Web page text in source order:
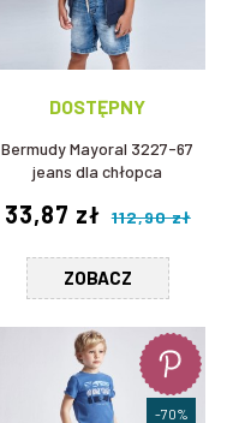
DOSTĘPNY
Bermudy Mayoral 3227-67
jeans dla chłopca
33,87 zł 112,90 zł
ZOBACZ
-70%